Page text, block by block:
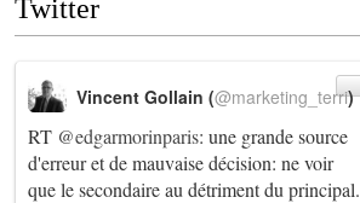
Twitter
RT @edgarmorinparis: une grande source
d'erreur et de mauvaise décision: ne voir
que le secondaire au détriment du principal.
Vincent Gollain (@marketing_terri)